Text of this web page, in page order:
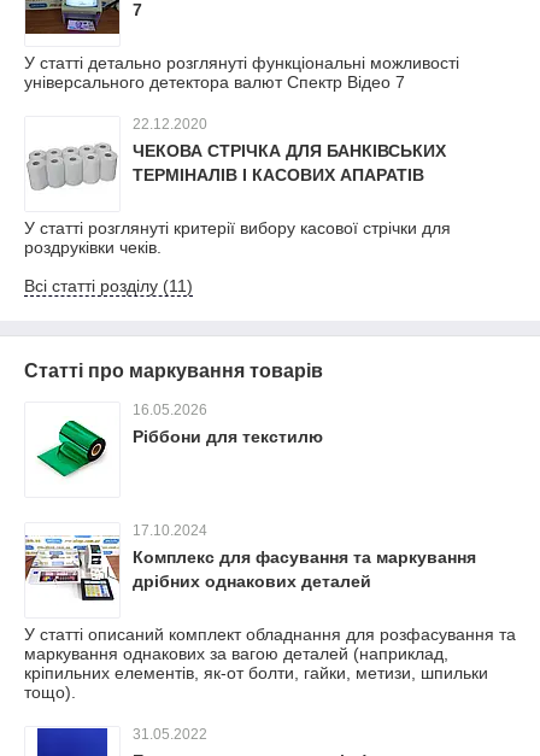
7
У статті детально розглянуті функціональні можливості
універсального детектора валют Спектр Відео 7
22.12.2020
ЧЕКОВА СТРІЧКА ДЛЯ БАНКІВСЬКИХ
ТЕРМІНАЛІВ І КАСОВИХ АПАРАТІВ
У статті розглянуті критерії вибору касової стрічки для
роздруківки чеків.
Всі статті розділу (11)
Статті про маркування товарів
16.05.2026
Ріббони для текстилю
17.10.2024
Комплекс для фасування та маркування
дрібних однакових деталей
У статті описаний комплект обладнання для розфасування та
маркування однакових за вагою деталей (наприклад,
кріпильних елементів, як-от болти, гайки, метизи, шпильки
тощо).
31.05.2022